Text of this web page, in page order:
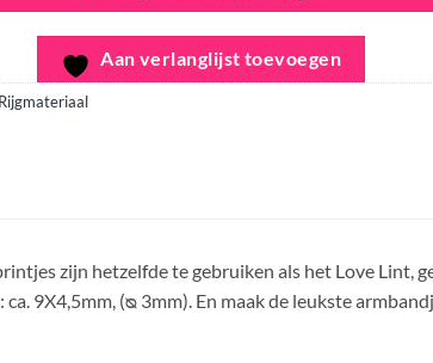
Aan verlanglijst toevoegen
Rijgmateriaal
zijn hetzelfde te gebruiken als het Love Lint,
9X4,5mm, (ᴓ 3mm). En maak de leukste